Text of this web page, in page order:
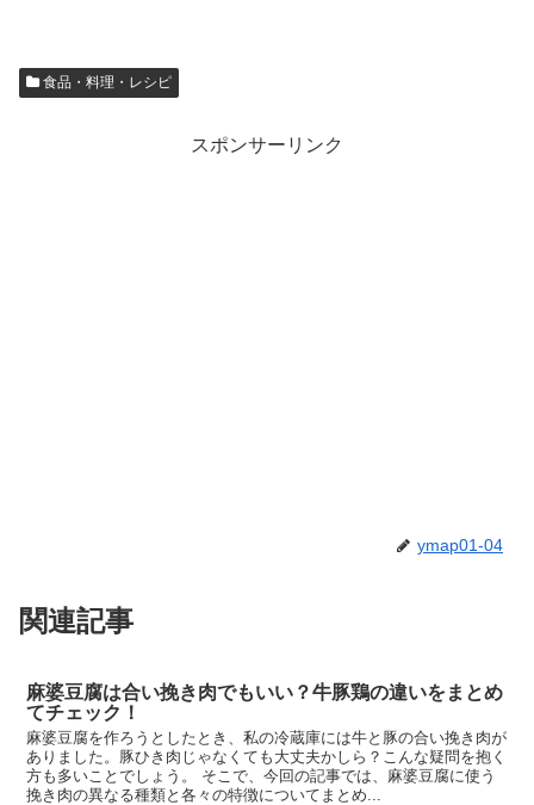
食品・料理・レシピ
スポンサーリンク
ymap01-04
関連記事
麻婆豆腐は合い挽き肉でもいい？牛豚鶏の違いをまとめ
てチェック！
麻婆豆腐を作ろうとしたとき、私の冷蔵庫には牛と豚の合い挽き肉が
ありました。豚ひき肉じゃなくても大丈夫かしら？こんな疑問を抱く
方も多いことでしょう。 そこで、今回の記事では、麻婆豆腐に使う
挽き肉の異なる種類と各々の特徴についてまとめ...